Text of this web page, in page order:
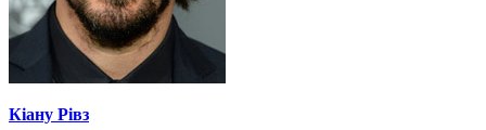
Кіану Рівз